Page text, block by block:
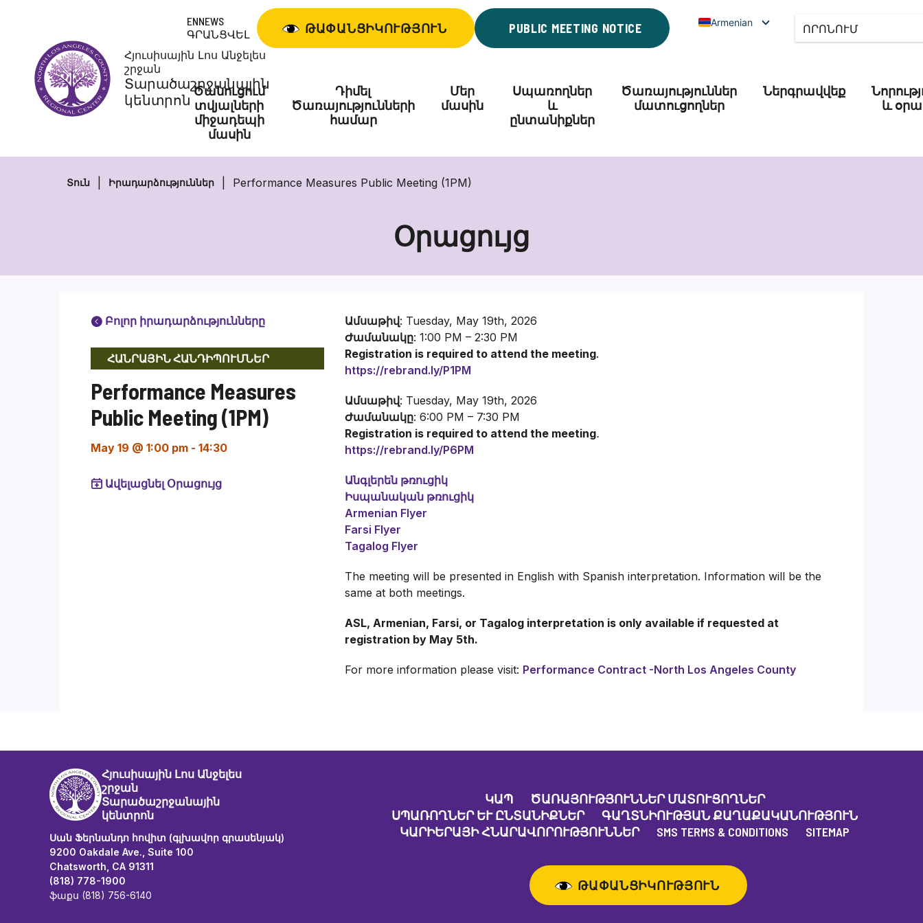
Հյուսիսային Լոս Անջելես
շրջան
Տարածաշրջանային
կենտրոն
ENNEWS
ԳՐԱՆՑՎԵԼ
ԹԱՓԱՆՑԻԿՈՒԹՅՈՒՆ PUBLIC MEETING NOTICE Armenian
Ծանուցում
տվյալների
միջադեպի
մասին
Դիմել
Ծառայությունների
համար
Մեր
մասին
Սպառողներ
և
ընտանիքներ
Ծառայություններ
մատուցողներ
Ներգրավվեք
և
Տուն Իրադարձություններ Performance Measures Public Meeting (1PM)
Օրացույց
Բոլոր իրադարձությունները
ՀԱՆՐԱՅԻՆ ՀԱՆԴԻՊՈՒՄՆԵՐ
Performance Measures
Public Meeting (1PM)
May 19 @ 1:00 pm - 14:30
Ավելացնել Օրացույց
Ամսաթիվ: Tuesday, May 19th, 2026
Ժամանակը: 1:00 PM – 2:30 PM
Registration is required to attend the meeting.
https://rebrand.ly/P1PM
Ամսաթիվ: Tuesday, May 19th, 2026
Ժամանակը: 6:00 PM – 7:30 PM
Registration is required to attend the meeting.
https://rebrand.ly/P6PM
Անգլերեն թռուցիկ
Իսպանական թռուցիկ
Armenian Flyer
Farsi Flyer
Tagalog Flyer
The meeting will be presented in English with Spanish interpretation. Information will be the
same at both meetings.
ASL, Armenian, Farsi, or Tagalog interpretation is only available if requested at
registration by May 5th.
For more information please visit: Performance Contract -North Los Angeles County
Հյուսիսային Լոս Անջելես
շրջան
Տարածաշրջանային
կենտրոն
Սան Ֆերնանդո հովիտ (գլխավոր գրասենյակ)
9200 Oakdale Ave., Suite 100
Chatsworth, CA 91311
(818) 778-1900
ֆաքս (818) 756-6140
ԿԱՊ
ԾԱՌԱՅՈՒԹՅՈՒՆՆԵՐ ՄԱՏՈՒՑՈՂՆԵՐ
ՍՊԱՌՈՂՆԵՐ ԵՒ ԸՆՏԱՆԻՔՆԵՐ
ԳԱՂՏՆԻՈՒԹՅԱՆ ՔԱՂԱՔԱԿԱՆՈՒԹՅՈՒՆ
ԿԱՐԻԵՐԱՅԻ ՀՆԱՐԱՎՈՐՈՒԹՅՈՒՆՆԵՐ
SMS TERMS & CONDITIONS SITEMAP
ԹԱՓԱՆՑԻԿՈՒԹՅՈՒՆ